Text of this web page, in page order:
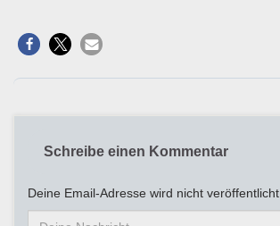
Schreibe einen Kommentar
Deine Email-Adresse wird nicht veröffentlicht.